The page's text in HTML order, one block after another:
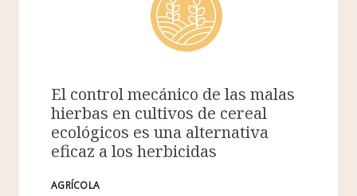
El control mecánico de las malas
hierbas en cultivos de cereal
ecológicos es una alternativa
eficaz a los herbicidas
AGRÍCOLA